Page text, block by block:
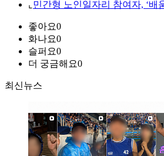
⌞ 민간형 노인일자리 참여자, ‘배
좋아요0
화나요0
슬퍼요0
더 궁금해요0
최신뉴스